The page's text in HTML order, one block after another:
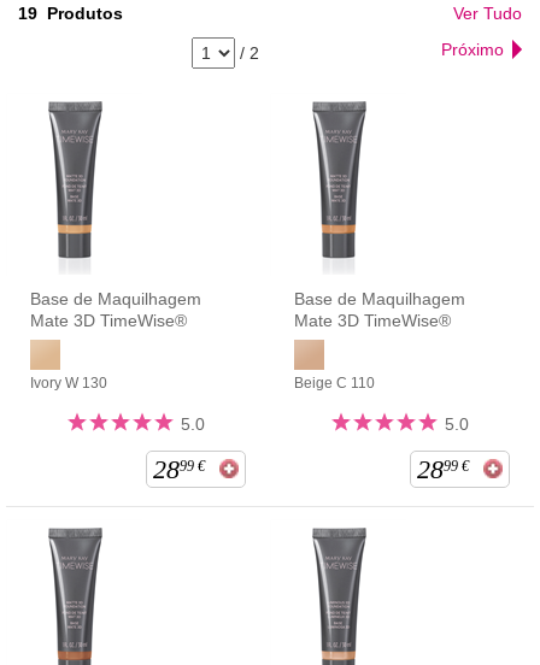
19 Produtos Ver Tudo
/ 2 Próximo
Base de Maquilhagem
Mate 3D TimeWise®
Ivory W 130
5.0
2899 €
Base de Maquilhagem
Mate 3D TimeWise®
Beige C 110
5.0
2899 €